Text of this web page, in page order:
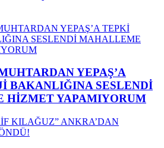
YEPAŞ’A
BAKANLIĞINA SESLENDİ
HİZMET YAPAMIYORUM